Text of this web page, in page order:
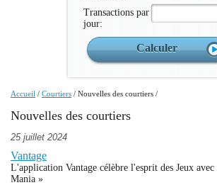
Transactions par
jour:
Accueil / Courtiers / Nouvelles des courtiers /
Nouvelles des courtiers
25 juillet 2024
Vantage
L'application Vantage célèbre l'esprit des Jeux
Mania »